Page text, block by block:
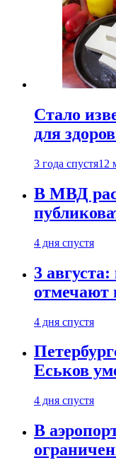
Стало
для
3 года спустя12
В МВД
4 дня спустя
3
отмечают
4 дня спустя
Еськов
4 дня спустя
В